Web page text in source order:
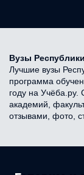
Вузы
Лучшие вузы
программа
году на Учёба.ру.
академий,
отзывами, фото,